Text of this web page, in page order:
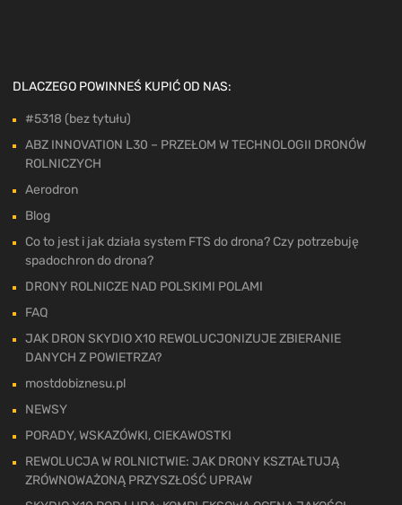
DLACZEGO POWINNEŚ KUPIĆ OD NAS:
#5318 (bez tytułu)
ABZ INNOVATION L30 – PRZEŁOM W TECHNOLOGII DRONÓW
ROLNICZYCH
Aerodron
Blog
Co to jest i jak działa system FTS do drona? Czy potrzebuję
spadochron do drona?
DRONY ROLNICZE NAD POLSKIMI POLAMI
FAQ
JAK DRON SKYDIO X10 REWOLUCJONIZUJE ZBIERANIE
DANYCH Z POWIETRZA?
mostdobiznesu.pl
NEWSY
PORADY, WSKAZÓWKI, CIEKAWOSTKI
REWOLUCJA W ROLNICTWIE: JAK DRONY KSZTAŁTUJĄ
ZRÓWNOWAŻONĄ PRZYSZŁOŚĆ UPRAW